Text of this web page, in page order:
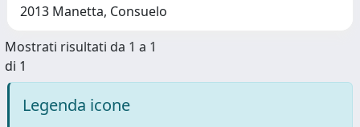
2013 Manetta, Consuelo
Mostrati risultati da 1 a 1
di 1
Legenda icone